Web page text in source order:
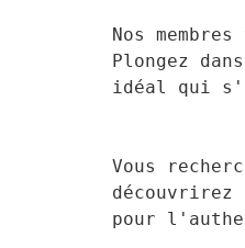
Nos
Plongez
idéal qui
Vous
pour